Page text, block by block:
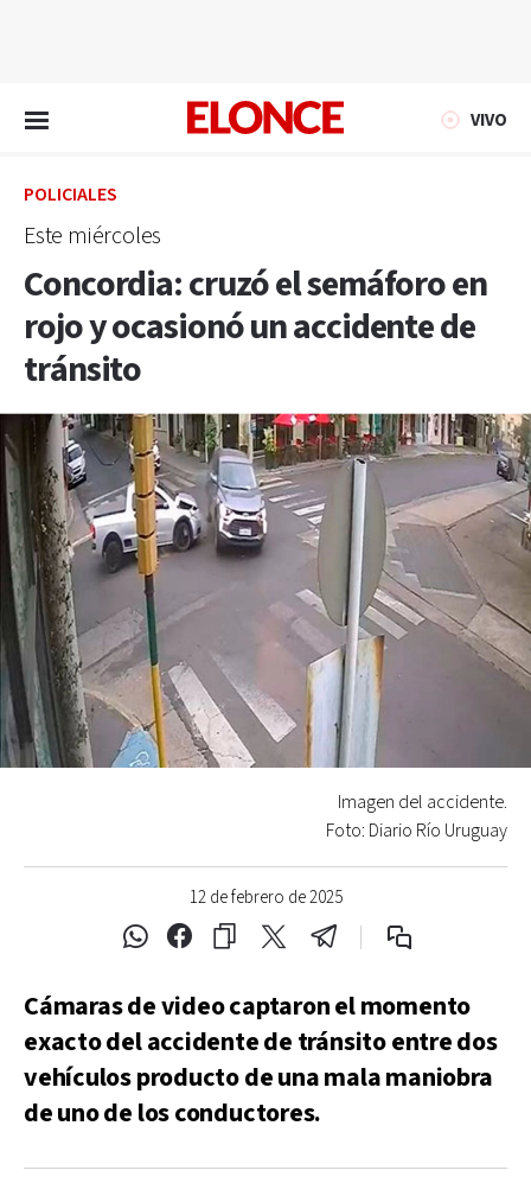
VIVO
POLICIALES
Este miércoles
Concordia: cruzó el semáforo en
rojo y ocasionó un accidente de
tránsito
12 de febrero de 2025
Imagen del accidente.
Foto: Diario Río Uruguay
Cámaras de video captaron el momento
exacto del accidente de tránsito entre dos
vehículos producto de una mala maniobra
de uno de los conductores.